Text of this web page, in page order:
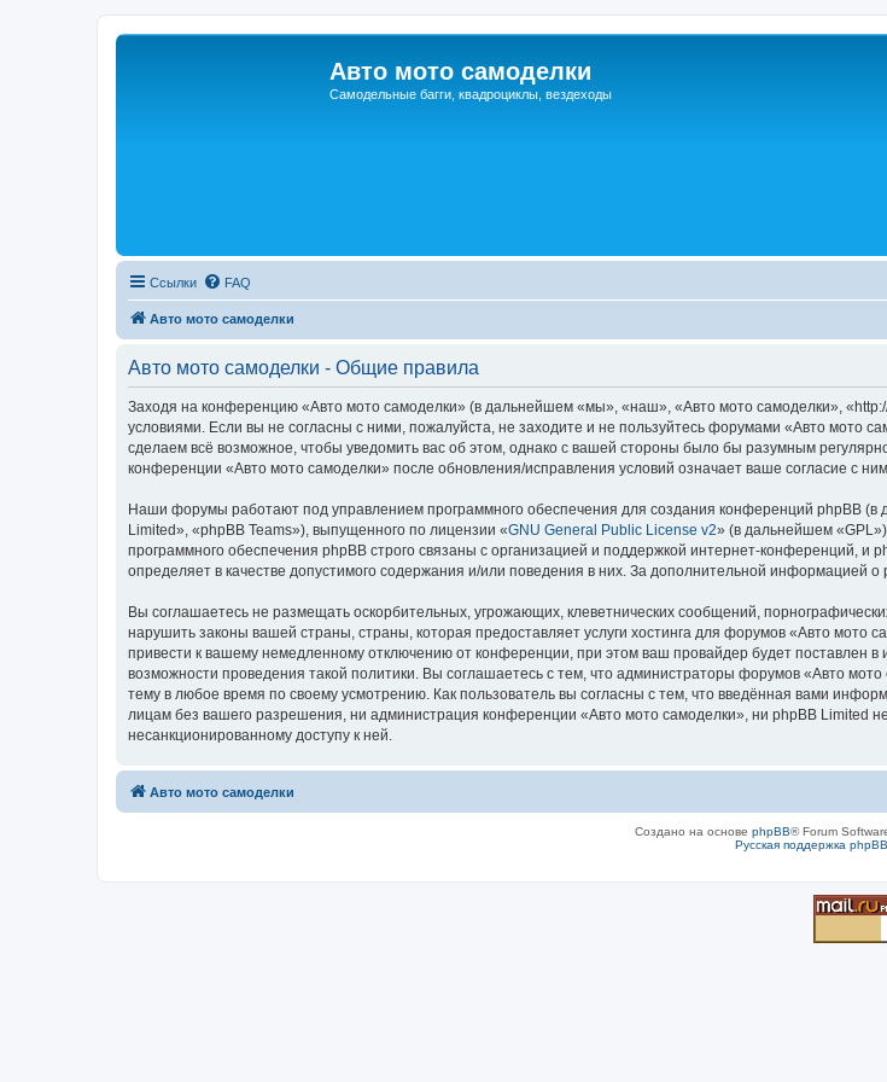
Авто мото самоделки
Самодельные багги, квадроциклы, вездеходы
Ссылки FAQ
Авто мото самоделки
Авто мото самоделки - Общие правила
Заходя на конференцию «Авто мото самоделки» (в дальнейшем «мы», «наш», «Авто мото самоделки»,
условиями. Если вы не согласны с ними, пожалуйста, не заходите и не пользуйтесь форумами «Авто мото
сделаем всё возможное, чтобы уведомить вас об этом, однако с вашей стороны было бы разумным
конференции «Авто мото самоделки» после обновления/исправления условий означает ваше согласие с
Наши форумы работают под управлением программного обеспечения для создания конференций phpBB
Limited», «phpBB Teams»), выпущенного по лицензии «GNU General Public License v2» (в дальнейшем
программного обеспечения phpBB строго связаны с организацией и поддержкой интернет-конференций, и
определяет в качестве допустимого содержания и/или поведения в них. За дополнительной информацией
Вы соглашаетесь не размещать оскорбительных, угрожающих, клеветнических сообщений,
нарушить законы вашей страны, страны, которая предоставляет услуги хостинга для форумов «Авто
привести к вашему немедленному отключению от конференции, при этом ваш провайдер будет поставлен
возможности проведения такой политики. Вы соглашаетесь с тем, что администраторы форумов «Авто
тему в любое время по своему усмотрению. Как пользователь вы согласны с тем, что введённая вами
лицам без вашего разрешения, ни администрация конференции «Авто мото самоделки», ни phpBB Limited
несанкционированному доступу к ней.
Авто мото самоделки
Создано на основе phpBB® Forum
Русская поддержка phpBB